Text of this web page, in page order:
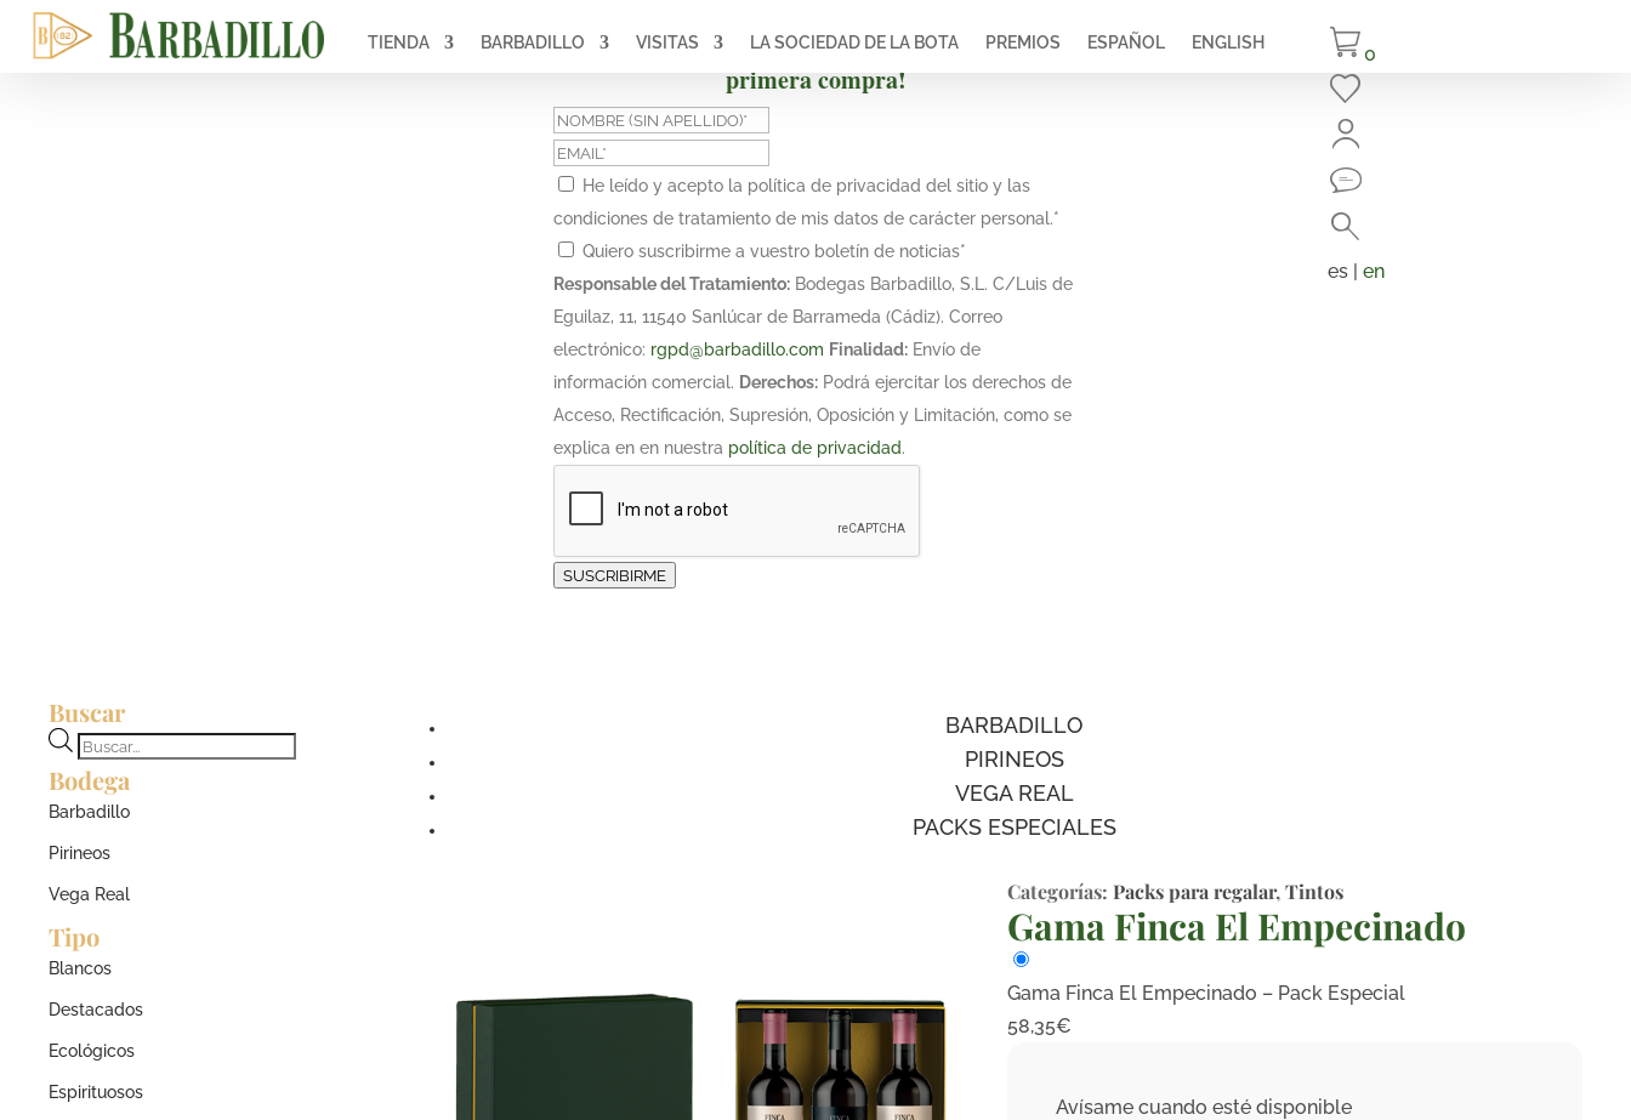
¡Suscríbete y obtén un 10% de descuento en tu
primera compra!
He leído y acepto la política de privacidad del sitio y las
condiciones de tratamiento de mis datos de carácter personal.*
Quiero suscribirme a vuestro boletín de noticias*
Responsable del Tratamiento: Bodegas Barbadillo, S.L. C/Luis de
Eguilaz, 11, 11540 Sanlúcar de Barrameda (Cádiz). Correo
electrónico: rgpd@barbadillo.com Finalidad: Envío de
información comercial. Derechos: Podrá ejercitar los derechos de
Acceso, Rectificación, Supresión, Oposición y Limitación, como se
explica en en nuestra política de privacidad.
SUSCRIBIRME
TIENDA BARBADILLO VISITAS LA SOCIEDAD DE LA BOTA PREMIOS ESPAÑOL ENGLISH 0
es | en
Buscar
Búsqueda
de
productos
Bodega
Barbadillo
Pirineos
Vega Real
Tipo
Blancos
Destacados
Ecológicos
Espirituosos
BARBADILLO
PIRINEOS
VEGA REAL
PACKS ESPECIALES
Categorías: Packs para regalar,Tintos
Gama Finca El Empecinado
Gama Finca El Empecinado – Pack Especial
58,35€
Avísame cuando esté disponible